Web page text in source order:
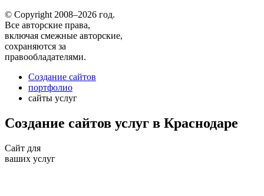
© Copyright 2008–2026 год.
Все авторские права,
включая смежные авторские,
сохраняются за
правообладателями.
Создание сайтов
портфолио
сайты услуг
Создание сайтов услуг в Краснодаре
Сайт для
ваших услуг